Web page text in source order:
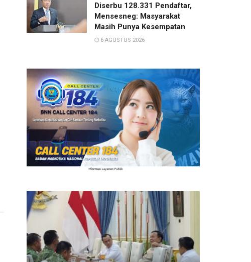
Diserbu 128.331 Pendaftar,
Mensesneg: Masyarakat
Masih Punya Kesempatan
6 AGUSTUS 2026